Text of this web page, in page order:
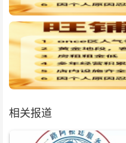
相关报道